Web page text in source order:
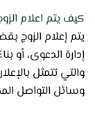
كيف يتم اعلام
يتم إعلام الزوج
إدارة الدعوى، أو
والتي تتمثل
وسائل التواصل